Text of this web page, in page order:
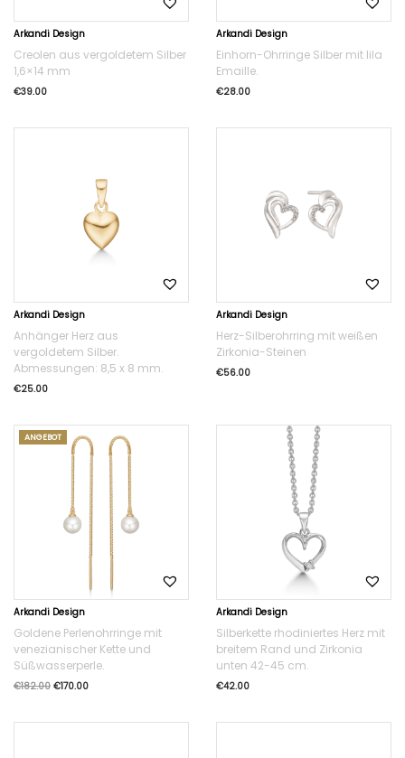
Arkandi Design
Creolen aus vergoldetem Silber
1,6×14 mm
€39.00
Arkandi Design
Einhorn-Ohrringe Silber mit lila
Emaille.
€28.00
Arkandi Design
Anhänger Herz aus
vergoldetem Silber.
Abmessungen: 8,5 x 8 mm.
€25.00
Arkandi Design
Herz-Silberohrring mit weißen
Zirkonia-Steinen
€56.00
ANGEBOT
Arkandi Design
Goldene Perlenohrringe mit
venezianischer Kette und
Süßwasserperle.
€182.00 €170.00
Arkandi Design
Silberkette rhodiniertes Herz mit
breitem Rand und Zirkonia
unten 42-45 cm.
€42.00